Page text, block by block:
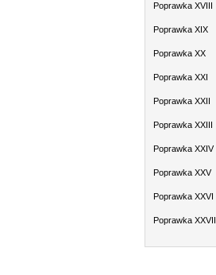
Poprawka XVIII
Poprawka XIX
Poprawka XX
Poprawka XXI
Poprawka XXII
Poprawka XXIII
Poprawka XXIV
Poprawka XXV
Poprawka XXVI
Poprawka XXVII